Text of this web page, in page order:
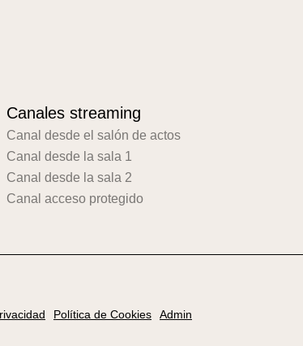
Canales streaming
Canal desde el salón de actos
Canal desde la sala 1
Canal desde la sala 2
Canal acceso protegido
Política de Cookies Admin